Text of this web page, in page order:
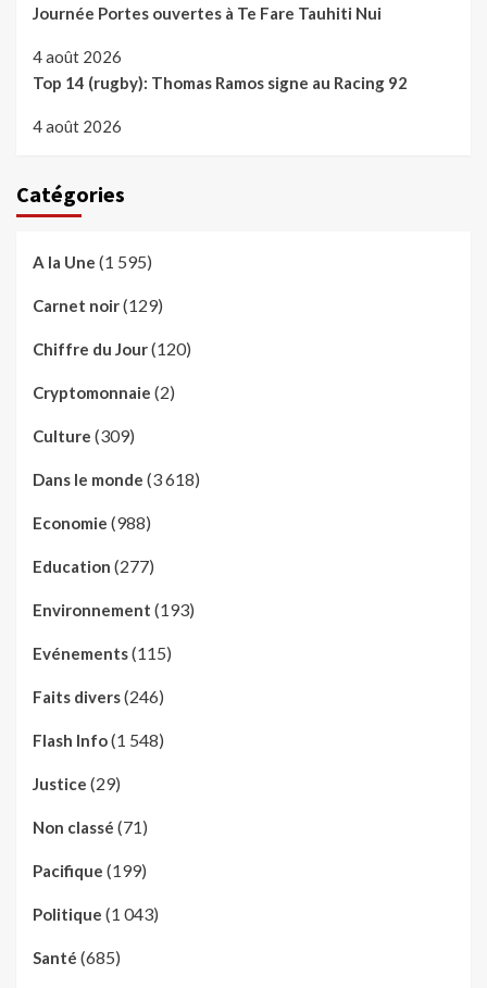
Journée Portes ouvertes à Te Fare Tauhiti Nui
4 août 2026
Top 14 (rugby): Thomas Ramos signe au Racing 92
4 août 2026
Catégories
A la Une (1 595)
Carnet noir(129)
Chiffre du Jour(120)
Cryptomonnaie (2)
Culture (309)
Dans le monde (3 618)
Economie (988)
Education (277)
Environnement (193)
Evénements(115)
Faits divers(246)
Flash Info(1 548)
Justice (29)
Non classé (71)
Pacifique (199)
Politique (1 043)
Santé (685)